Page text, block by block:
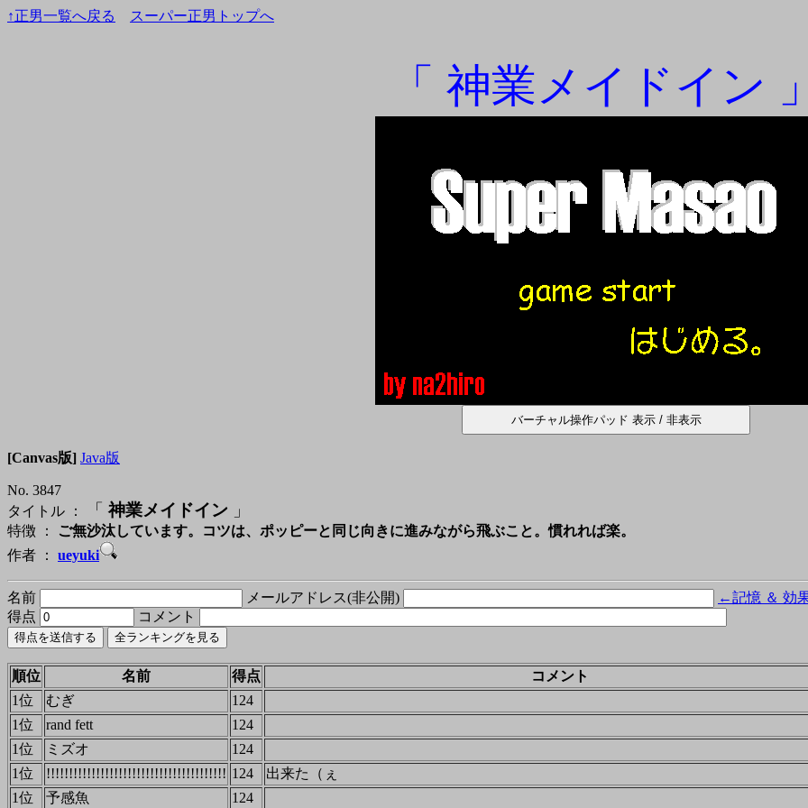
↑正男一覧へ戻る スーパー正男トップへ
「 神業メイドイン 」
[Canvas版] Java版
No. 3847
タイトル ：
「神業メイドイン 」
特徴 ：
ご無沙汰しています。コツは、ポッピーと同じ向きに進みながら飛ぶこと。慣れれば楽。
作者 ： ueyuki
名前 メールアドレス(非公開) ←記憶 ＆ 効
得点
コメント
順位 名前 得点 コメント
1位
むぎ 124
1位
rand fett 124
1位
ミズオ 124
1位
!!!!!!!!!!!!!!!!!!!!!!!!!!!!!!!!!!!!!!!! 124 出来た（ぇ
1位
予感魚 124